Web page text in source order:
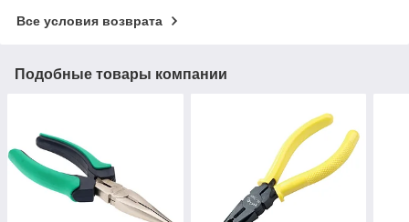
Все условия возврата
Подобные товары компании